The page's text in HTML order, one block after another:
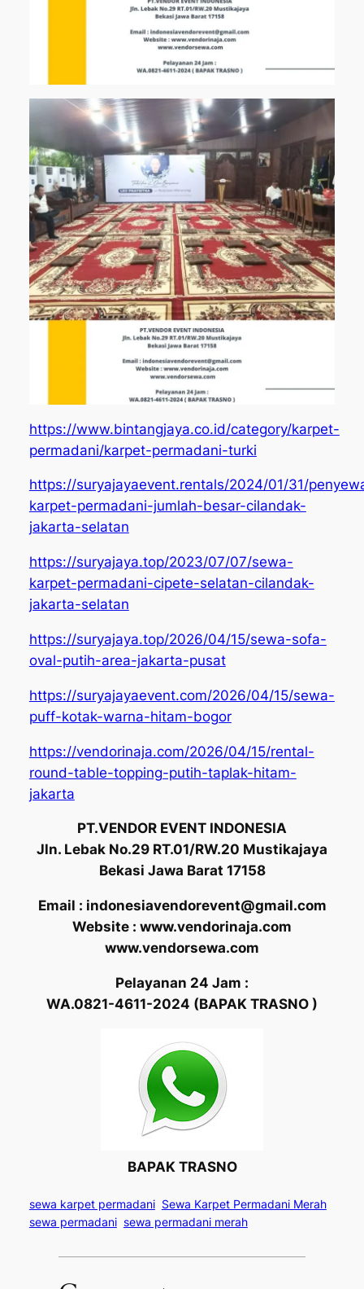
https://www.bintangjaya.co.id/category/karpet-
permadani/karpet-permadani-turki
https://suryajayaevent.rentals/2024/01/31/
karpet-permadani-jumlah-besar-cilandak-
jakarta-selatan
https://suryajaya.top/2023/07/07/sewa-
karpet-permadani-cipete-selatan-cilandak-
jakarta-selatan
https://suryajaya.top/2026/04/15/sewa-sofa-
oval-putih-area-jakarta-pusat
https://suryajayaevent.com/2026/04/15/sewa-
puff-kotak-warna-hitam-bogor
https://vendorinaja.com/2026/04/15/rental-
round-table-topping-putih-taplak-hitam-
jakarta
PT.VENDOR EVENT INDONESIA
Jln. Lebak No.29 RT.01/RW.20 Mustikajaya
Bekasi Jawa Barat 17158
Email : indonesiavendorevent@gmail.com
Website : www.vendorinaja.com
www.vendorsewa.com
Pelayanan 24 Jam :
WA.0821-4611-2024 (BAPAK TRASNO )
BAPAK TRASNO
sewa karpet permadani Sewa Karpet Permadani Merah
sewa permadani sewa permadani merah